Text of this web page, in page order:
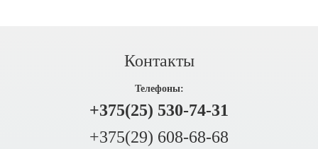
Контакты
Телефоны:
+375(25) 530-74-31
+375(29) 608-68-68